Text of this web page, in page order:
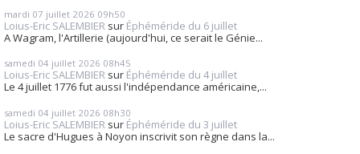
mardi 07 juillet 2026 09h50
Loius-Eric SALEMBIER sur Éphéméride du 6 juillet
A Wagram, l'Artillerie (aujourd'hui, ce serait le Génie...
samedi 04 juillet 2026 08h45
Loius-Eric SALEMBIER sur Éphéméride du 4 juillet
Le 4 juillet 1776 fut aussi l'indépendance américaine,...
samedi 04 juillet 2026 08h30
Loius-Eric SALEMBIER sur Éphéméride du 3 juillet
Le sacre d'Hugues à Noyon inscrivit son règne dans la...